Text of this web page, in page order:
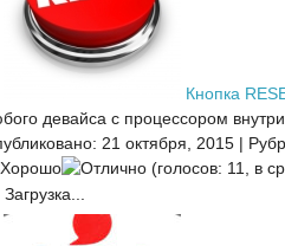
Кнопка
девайса с процессором
21 октября, 2015 |
(голосов: 11, в
Загрузка...